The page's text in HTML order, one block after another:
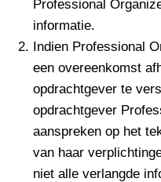
Professional
informatie.
Indien Professional
een overeenkomst
opdrachtgever te
opdrachtgever
aanspreken op het
van haar
niet alle verlangde